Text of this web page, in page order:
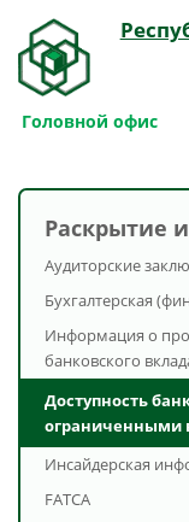
Головной офис
Раскрытие
Аудиторские
Бухгалтерская
Информация о
банковского
Доступность
ограниченными
Инсайдерская
FATCA